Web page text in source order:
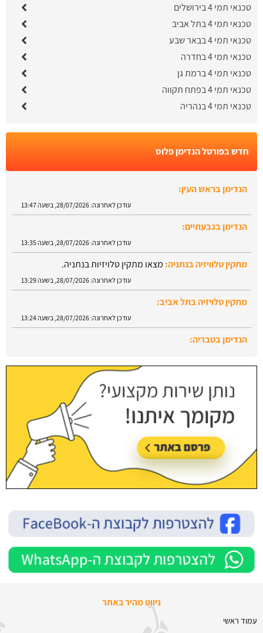
טכנאי תמי 4 בירושלים
טכנאי תמי 4 בתל אביב
טכנאי תמי 4 בבאר שבע
טכנאי תמי 4 בחדרה
טכנאי תמי 4 ברמת גן
טכנאי תמי 4 בפתח תקווה
טכנאי תמי 4 בנהריה
חדש בפורטל הנדימן פלוס
הנדימן בראש העין:
עודכן לאחרונה: 28/07/2026, בשעה 13:47
הנדימן בגבעתיים:
עודכן לאחרונה: 28/07/2026, בשעה 13:35
מתקין טלוויזיה בנתניה: מצאו מתקין טלויזיות בנתניה.
עודכן לאחרונה: 28/07/2026, בשעה 13:29
מתקין טלויזיה בתל אביב:
עודכן לאחרונה: 28/07/2026, בשעה 13:24
הנדימן בטבריה:
ניווט מהיר באתר
עמוד ראשי